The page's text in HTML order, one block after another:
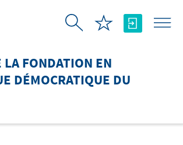
LA FONDATION EN
DÉMOCRATIQUE DU